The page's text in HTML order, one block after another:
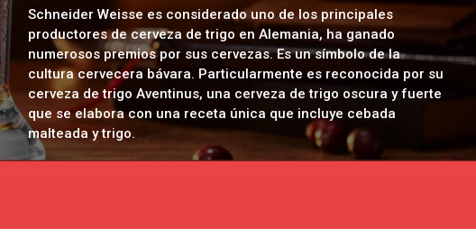
Schneider Weisse es considerado uno de los principales
productores de cerveza de trigo en Alemania, ha ganado
numerosos premios por sus cervezas. Es un símbolo de la
cultura cervecera bávara. Particularmente es reconocida por su
cerveza de trigo Aventinus, una cerveza de trigo oscura y fuerte
que se elabora con una receta única que incluye cebada
malteada y trigo.